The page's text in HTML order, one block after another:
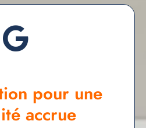
pour une
accrue